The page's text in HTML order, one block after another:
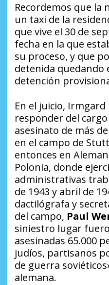
Recordemos que la
un taxi de la
que vive el 30 de
fecha en la que
su proceso, y que
detenida quedando
detención
En el juicio,
responder del
asesinato de más
en el campo de
entonces en
Polonia, donde
administrativas
de 1943 y abril de
dactilógrafa y
del campo, Paul
siniestro lugar
asesinadas 65.000
judíos, partisanos
de guerra
alemana.